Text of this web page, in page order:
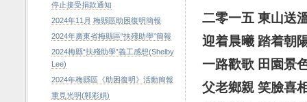
二零一五 東山送
迎着晨曦 踏着朝
一路歡歌 田園景
父老鄉親 笑臉喜
停止接受捐款通知
2024年11月 梅縣區助困復明簡報
2024年廣東省梅縣區“扶殘助學”簡報
2024梅縣“扶殘助學”義工感想(Shelby
Lee)
2024年梅縣區《助困復明》活動簡報
重見光明(郭彩娟)